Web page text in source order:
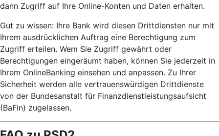
dann Zugriff auf Ihre Online-Konten und Daten erhalten.
Gut zu wissen: Ihre Bank wird diesen Drittdiensten nur mit
Ihrem ausdrücklichen Auftrag eine Berechtigung zum
Zugriff erteilen. Wem Sie Zugriff gewährt oder
Berechtigungen eingeräumt haben, können Sie jederzeit in
Ihrem OnlineBanking einsehen und anpassen. Zu Ihrer
Sicherheit werden alle vertrauenswürdigen Drittdienste
von der Bundesanstalt für Finanzdienstleistungsaufsicht
(BaFin) zugelassen.